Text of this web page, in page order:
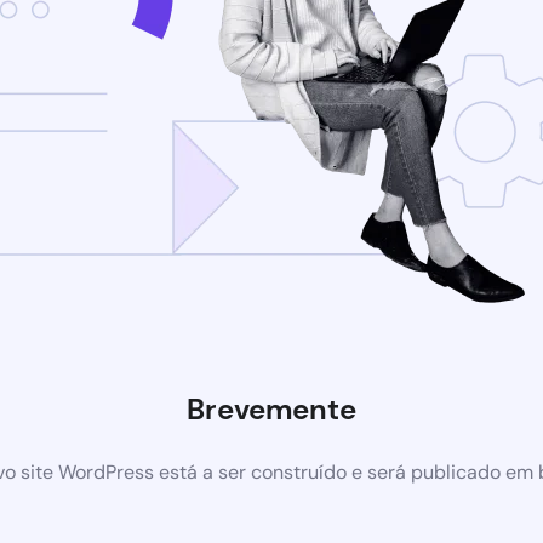
Brevemente
site WordPress está a ser construído e será publicado em